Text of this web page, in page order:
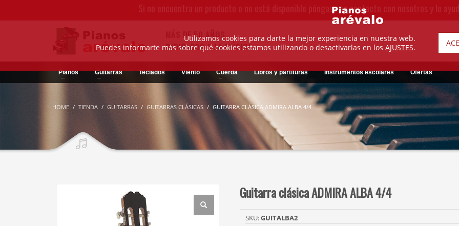
MÁS DE 50 AÑOS
DEDICADOS A LA MÚSICA
Pianos Guitarras Teclados Viento Cuerda Libros y partituras Instrumentos escolares Ofertas
HOME TIENDA GUITARRAS GUITARRAS CLÁSICAS GUITARRA CLÁSICA ADMIRA ALBA 4/4
Guitarra clásica ADMIRA ALBA 4/4
SKU:GUITALBA2
Si no encuentra un producto o no está disponible póngase en contacto con nosotros y le
Utilizamos cookies para darte la mejor experiencia en nuestra web.
Puedes informarte más sobre qué cookies estamos utilizando o desactivarlas en los AJUSTES.